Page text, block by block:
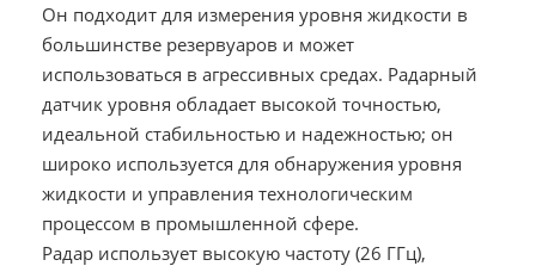
Он подходит для измерения уровня жидкости в
большинстве резервуаров и может
использоваться в агрессивных средах. Радарный
датчик уровня обладает высокой точностью,
идеальной стабильностью и надежностью; он
широко используется для обнаружения уровня
жидкости и управления технологическим
процессом в промышленной сфере.
Радар использует высокую частоту (26 ГГц),